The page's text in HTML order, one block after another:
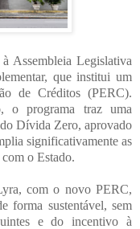
Assembleia Legislativa
que institui um
de Créditos (PERC).
o programa traz uma
Dívida Zero, aprovado
significativamente as
o Estado.
com o novo PERC,
forma sustentável, sem
e do incentivo à